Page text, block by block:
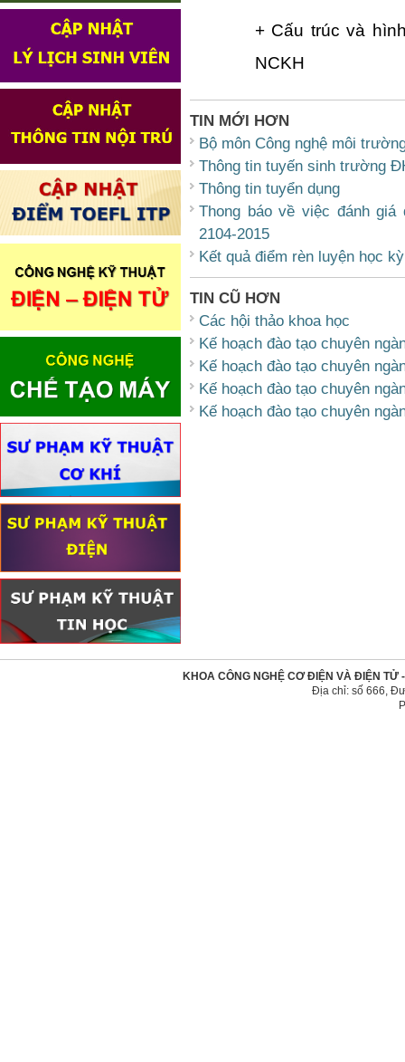
+ Cấu trúc và
NCKH
TIN MỚI HƠN
Bộ môn Công nghệ môi
Thông tin tuyến sinh trường
Thông tin tuyển dụng
Thong báo về việc đánh
2104-2015
Kết quả điểm rèn luyện học
TIN CŨ HƠN
Các hội thảo khoa học
Kế hoạch đào tạo chuyên
Kế hoạch đào tạo chuyên
Kế hoạch đào tạo chuyên
Kế hoạch đào tạo chuyên
KHOA CÔNG NGHỆ CƠ ĐIỆN VÀ ĐIỆN TỬ
Địa chỉ: số 666,